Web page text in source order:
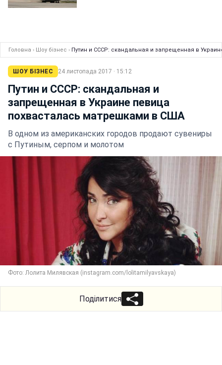
Головна › Шоу бізнес › Путин и СССР: скандальная и запрещенная в
ШОУ БІЗНЕС 24 листопада 2017 · 15:12
Путин и СССР: скандальная и
запрещенная в Украине певица
похвасталась матрешками в США
В одном из американских городов продают сувениры
с Путиным, серпом и молотом
Фото: Лолита Милявская (instagram.com/lolitamilyavskaya)
Поділитися